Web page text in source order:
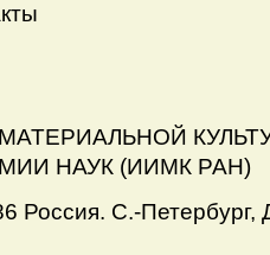
НАУК (ИИМК РАН)
Россия. С.-Петербург,